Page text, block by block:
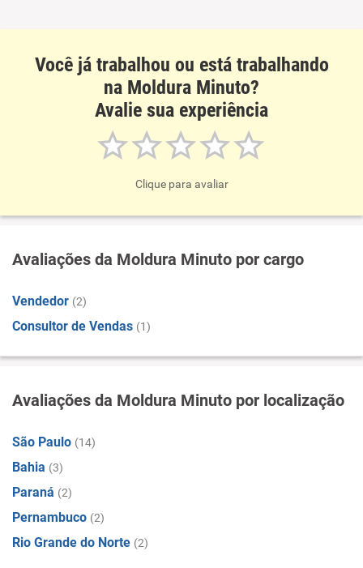
Benefícios
Recomenda esta empresa
Recomenda a diretoria
Você já trabalhou ou está trabalhando
na Moldura Minuto?
Avalie sua experiência
Clique para avaliar
Avaliações da Moldura Minuto por cargo
Vendedor (2)
Consultor de Vendas (1)
Avaliações da Moldura Minuto por localização
São Paulo (14)
Bahia (3)
Paraná (2)
Pernambuco (2)
Rio Grande do Norte (2)